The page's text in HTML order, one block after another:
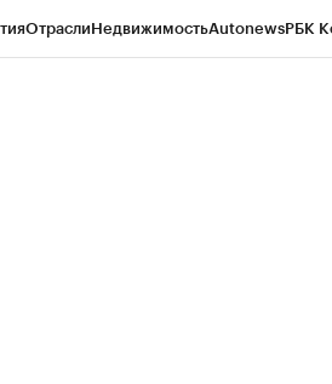
ОтраслиНедвижимостьAutonewsРБК